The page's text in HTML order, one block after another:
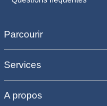
Parcourir
Services
A propos